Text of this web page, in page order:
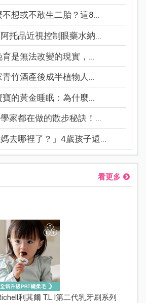
不想或不敢生二胎？這8...
托品近視控制眼藥水納...
育是無法改變的現實，...
青竹酒產後成半植物人...
的黃金睡眠：為什麼...
家都在做的散步秘訣！...
媽去哪裡了？」4歲孩子還...
看更多
利其爾 T.L.I第二代乳牙刷系列